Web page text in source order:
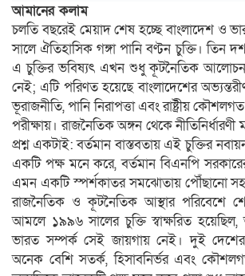
আমানের কলাম
চলতি বছরেই মেয়াদ শেষ হচ্ছে বাংলাদেশ ও
সালে ঐতিহাসিক গঙ্গা পানি বণ্টন চুক্তি। তিন
এ চুক্তির ভবিষ্যৎ এখন শুধু কূটনৈতিক
নেই; এটি পরিণত হয়েছে বাংলাদেশের
ভূরাজনীতি, পানি নিরাপত্তা এবং রাষ্ট্রীয়
পরীক্ষায়। রাজনৈতিক অঙ্গন থেকে
প্রশ্ন একটাই: বর্তমান বাস্তবতায় এই চুক্তির
একটি পক্ষ মনে করে, বর্তমান বিএনপি
এমন একটি স্পর্শকাতর সমঝোতায় পৌঁছানো
রাজনৈতিক ও কূটনৈতিক আস্থার পরিবেশে
আমলে ১৯৯৬ সালের চুক্তি স্বাক্ষরিত
ভারত সম্পর্ক সেই জায়গায় নেই। দুই
অনেক বেশি সতর্ক, হিসাবনির্ভর এবং